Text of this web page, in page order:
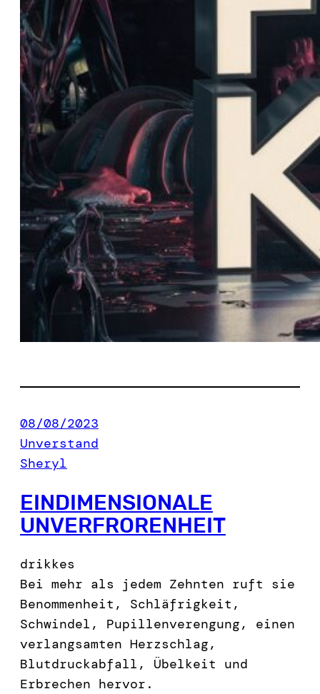
08/08/2023
Unverstand
Sheryl
EINDIMENSIONALE
UNVERFRORENHEIT
drikkes
Bei mehr als jedem Zehnten ruft sie
Benommenheit, Schläfrigkeit,
Schwindel, Pupillenverengung, einen
verlangsamten Herzschlag,
Blutdruckabfall, Übelkeit und
Erbrechen hervor.